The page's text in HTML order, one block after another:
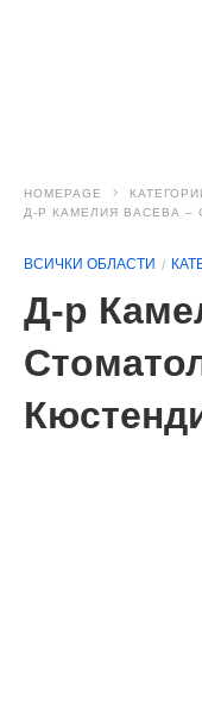
HOMEPAGE
Д-Р КАМЕЛИЯ ВАСЕВА –
ВСИЧКИ ОБЛАСТИ
Д-р